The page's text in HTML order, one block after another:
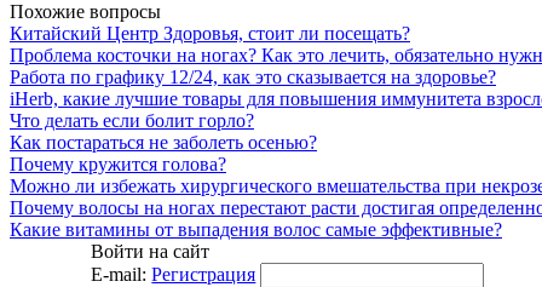
Похожие вопросы
Китайский Центр Здоровья, стоит ли посещать?
Проблема косточки на ногах? Как это лечить, обязательно
Работа по графику 12/24, как это сказывается на здоровье?
iHerb, какие лучшие товары для повышения иммунитета
Что делать если болит горло?
Как постараться не заболеть осенью?
Почему кружится голова?
Можно ли избежать хирургического вмешательства при
Почему волосы на ногах перестают расти достигая
Какие витамины от выпадения волос самые эффективные?
Войти на сайт
E-mail: Регистрация